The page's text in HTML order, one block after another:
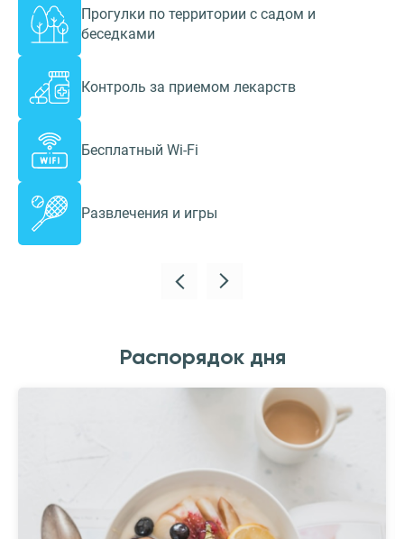
Прогулки по территории с садом и
беседками
Контроль за приемом лекарств
Бесплатный Wi-Fi
Развлечения и игры
Распорядок дня